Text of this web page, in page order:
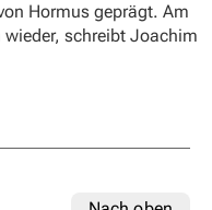
Hormus geprägt. Am
schreibt Joachim